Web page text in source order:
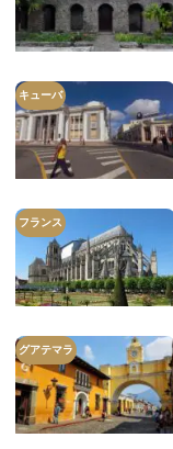
キューバ
フランス
グアテマラ